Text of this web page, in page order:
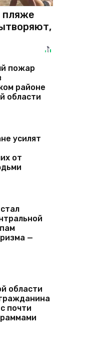
пляже
пожар
районе
области
усилят
от
—
области
почти